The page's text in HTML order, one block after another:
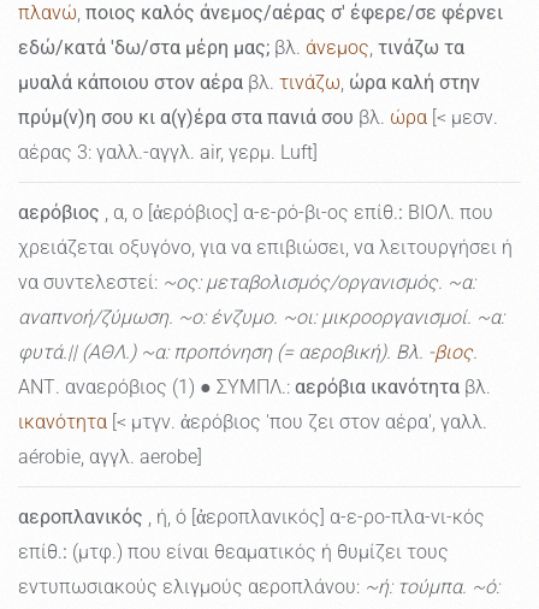
πλανώ, ποιος καλός άνεμος/αέρας σ' έφερε/σε φέρνει
εδώ/κατά 'δω/στα μέρη μας; βλ. άνεμος, τινάζω τα
μυαλά κάποιου στον αέρα βλ. τινάζω, ώρα καλή στην
πρύμ(ν)η σου κι α(γ)έρα στα πανιά σου βλ. ώρα [< μεσν.
αέρας 3: γαλλ.-αγγλ. air, γερμ. Luft]
αερόβιος , α, ο [ἀερόβιος] α-ε-ρό-βι-ος επίθ.: ΒΙΟΛ. που
χρειάζεται οξυγόνο, για να επιβιώσει, να λειτουργήσει ή
να συντελεστεί: ~ος: μεταβολισμός/οργανισμός. ~α:
αναπνοή/ζύµωση. ~ο: ένζυμο. ~οι: μικροοργανισμοί. ~α:
φυτά.|| (ΑΘΛ.) ~α: προπόνηση (= αεροβική). Βλ. -βιος.
ΑΝΤ. αναερόβιος (1) ● ΣΥΜΠΛ.: αερόβια ικανότητα βλ.
ικανότητα [< μτγν. ἀερόβιος 'που ζει στον αέρα', γαλλ.
aérobie, αγγλ. aerobe]
αεροπλανικός , ή, ό [ἀεροπλανικός] α-ε-ρο-πλα-νι-κός
επίθ.: (μτφ.) που είναι θεαματικός ή θυμίζει τους
εντυπωσιακούς ελιγμούς αεροπλάνου: ~ή: τούμπα. ~ό: